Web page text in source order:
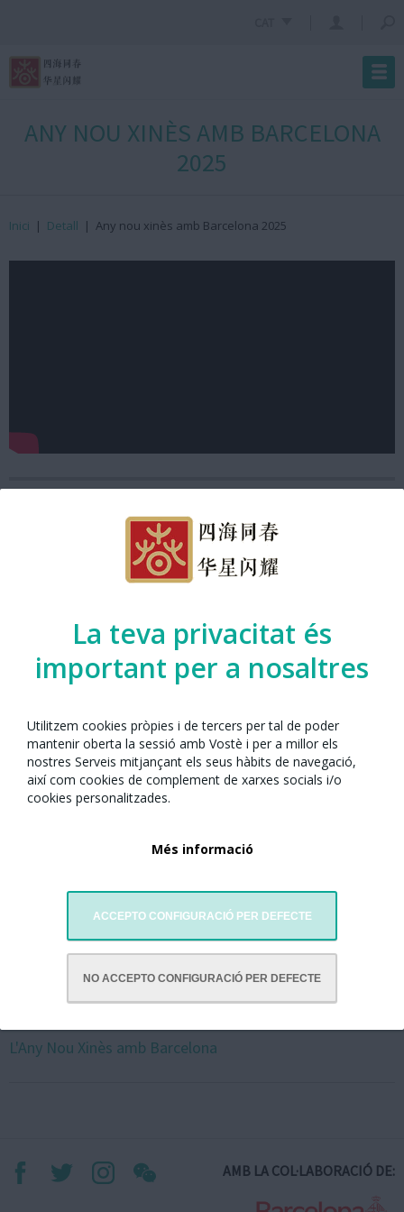
La teva privacitat és
important per a nosaltres
Utilitzem cookies pròpies i de tercers per tal de poder
mantenir oberta la sessió amb Vostè i per a millor els
nostres Serveis mitjançant els seus hàbits de navegació,
així com cookies de complement de xarxes socials i/o
cookies personalitzades.
Més informació
ACCEPTO CONFIGURACIÓ PER DEFECTE
NO ACCEPTO CONFIGURACIÓ PER DEFECTE
ANY NOU XINÈS AMB BARCELONA
2025
Inici | Detall | Any nou xinès amb Barcelona 2025
Any Nou Xinès amb Barcelona 2021
L'Any Nou Xinès amb Barcelona
AMB LA COL·LABORACIÓ DE: